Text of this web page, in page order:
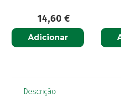
14,60 €
Adicionar
Descrição